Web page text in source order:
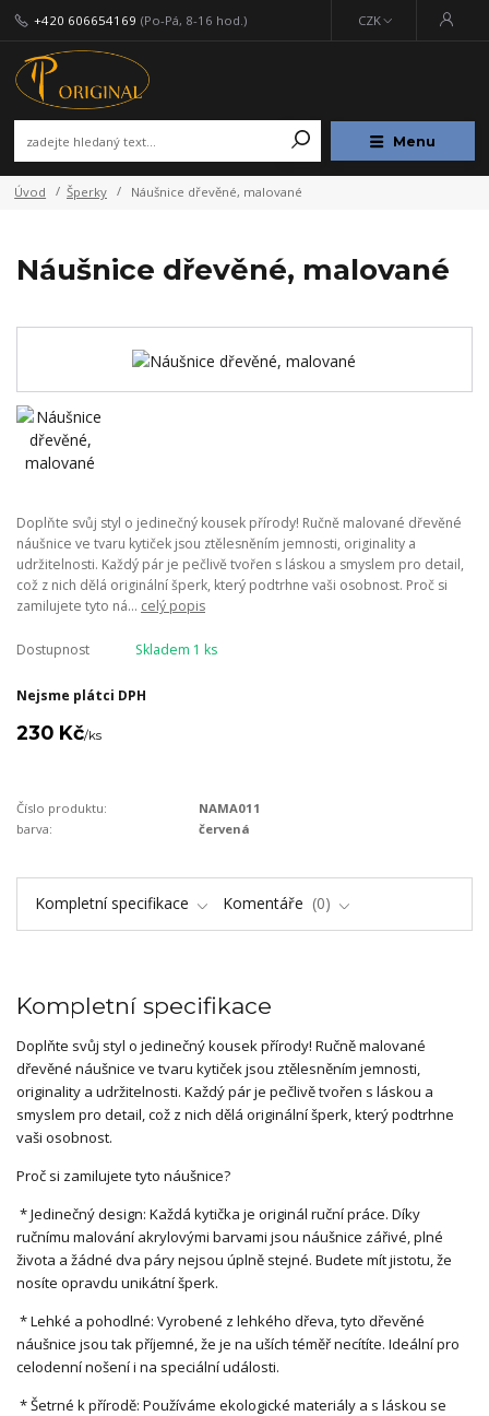
Menu
CZK
+420 606654169 (Po-Pá, 8-16 hod.)
Úvod Šperky Náušnice dřevěné, malované
Náušnice dřevěné, malované
Doplňte svůj styl o jedinečný kousek přírody! Ručně malované dřevěné
náušnice ve tvaru kytiček jsou ztělesněním jemnosti, originality a
udržitelnosti. Každý pár je pečlivě tvořen s láskou a smyslem pro detail,
což z nich dělá originální šperk, který podtrhne vaši osobnost. Proč si
zamilujete tyto ná... celý popis
Dostupnost Skladem 1 ks
Nejsme plátci DPH
230 Kč/ks
Číslo produktu:
NAMA011
barva:
červená
Kompletní specifikace Komentáře 0
Kompletní specifikace
Doplňte svůj styl o jedinečný kousek přírody! Ručně malované
dřevěné náušnice ve tvaru kytiček jsou ztělesněním jemnosti,
originality a udržitelnosti. Každý pár je pečlivě tvořen s láskou a
smyslem pro detail, což z nich dělá originální šperk, který podtrhne
vaši osobnost.
Proč si zamilujete tyto náušnice?
* Jedinečný design: Každá kytička je originál ruční práce. Díky
ručnímu malování akrylovými barvami jsou náušnice zářivé, plné
života a žádné dva páry nejsou úplně stejné. Budete mít jistotu, že
nosíte opravdu unikátní šperk.
* Lehké a pohodlné: Vyrobené z lehkého dřeva, tyto dřevěné
náušnice jsou tak příjemné, že je na uších téměř necítíte. Ideální pro
celodenní nošení i na speciální události.
* Šetrné k přírodě: Používáme ekologické materiály a s láskou se